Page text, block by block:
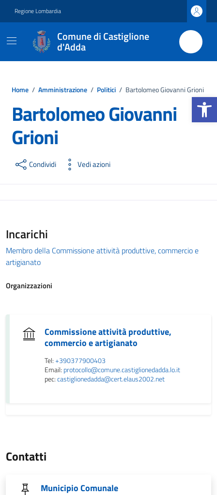
Apri la
Regione Lombardia
Comune di Castiglione
d'Adda
Home / Amministrazione / Politici / Bartolomeo Giovanni Grioni
Bartolomeo Giovanni
Grioni
Condividi Vedi azioni
Incarichi
Membro della Commissione attività produttive, commercio e
artigianato
Organizzazioni
Commissione attività produttive,
commercio e artigianato
Tel:+390377900403
Email: protocollo@comune.castiglionedadda.lo.it
pec:castiglionedadda@cert.elaus2002.net
Contatti
Municipio Comunale